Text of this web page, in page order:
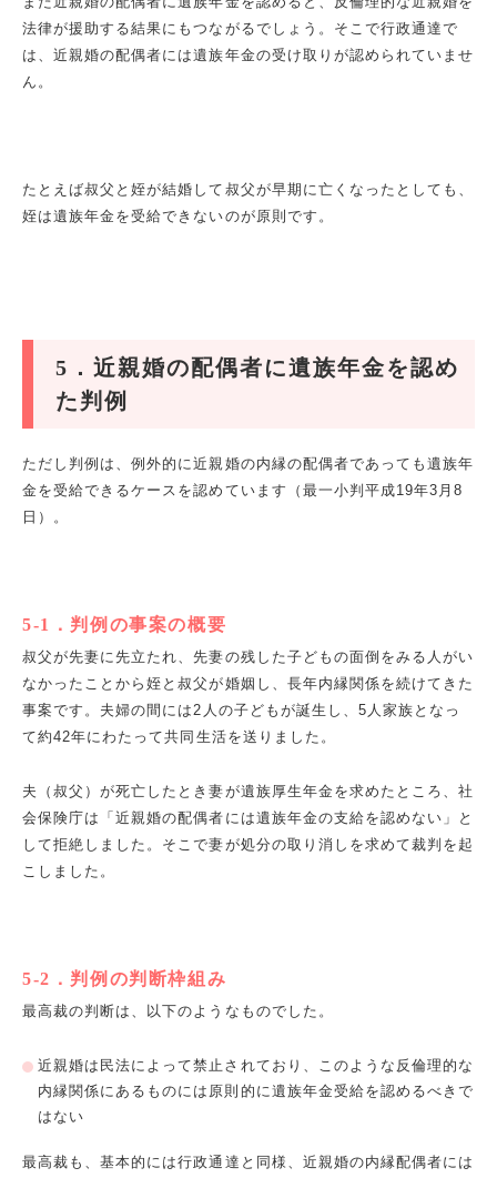
法律が援助する結果にもつながるでしょう。そこで行政通達で
は、近親婚の配偶者には遺族年金の受け取りが認められていませ
ん。
たとえば叔父と姪が結婚して叔父が早期に亡くなったとしても、
姪は遺族年金を受給できないのが原則です。
5 ．近親婚の配偶者に遺族年金を認め
た判例
ただし判例は、例外的に近親婚の内縁の配偶者であっても遺族年
金を受給できるケースを認めています（最一小判平成19年3 月8
日）。
5-1 ．判例の事案の概要
叔父が先妻に先立たれ、先妻の残した子どもの面倒をみる人がい
なかったことから姪と叔父が婚姻し、長年内縁関係を続けてきた
事案です。夫婦の間には2 人の子どもが誕生し、 5 人家族となっ
て約42年にわたって共同生活を送りました。
夫（叔父）が死亡したとき妻が遺族厚生年金を求めたところ、社
会保険庁は「近親婚の配偶者には遺族年金の支給を認めない」と
して拒絶しました。そこで妻が処分の取り消しを求めて裁判を起
こしました。
5-2 ．判例の判断枠組み
最高裁の判断は、以下のようなものでした。
近親婚は民法によって禁止されており、このような反倫理的な
内縁関係にあるものには原則的に遺族年金受給を認めるべきで
はない
最高裁も、基本的には行政通達と同様、近親婚の内縁配偶者には